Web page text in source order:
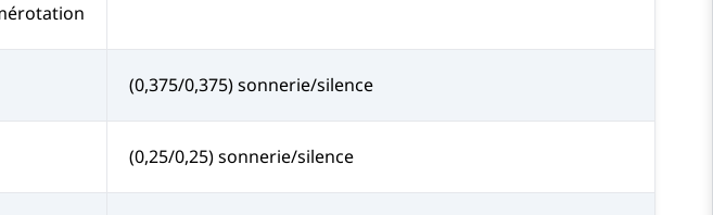
(0,375/0,375) sonnerie/silence
(0,25/0,25) sonnerie/silence